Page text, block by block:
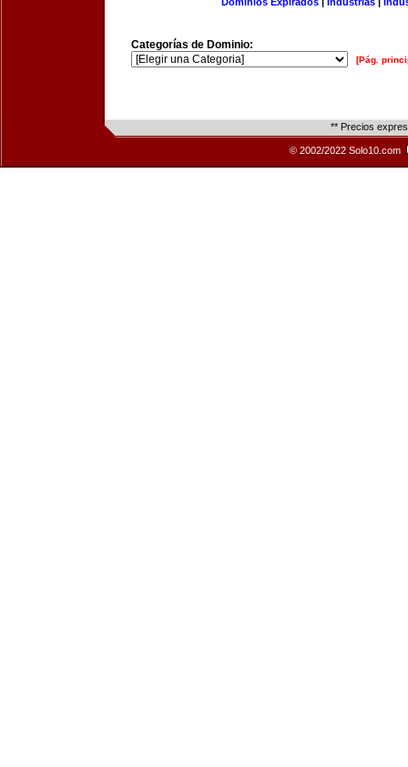
Categorías de Dominio:
[Pág.
** Precios
© 2002/2022 Solo10.com